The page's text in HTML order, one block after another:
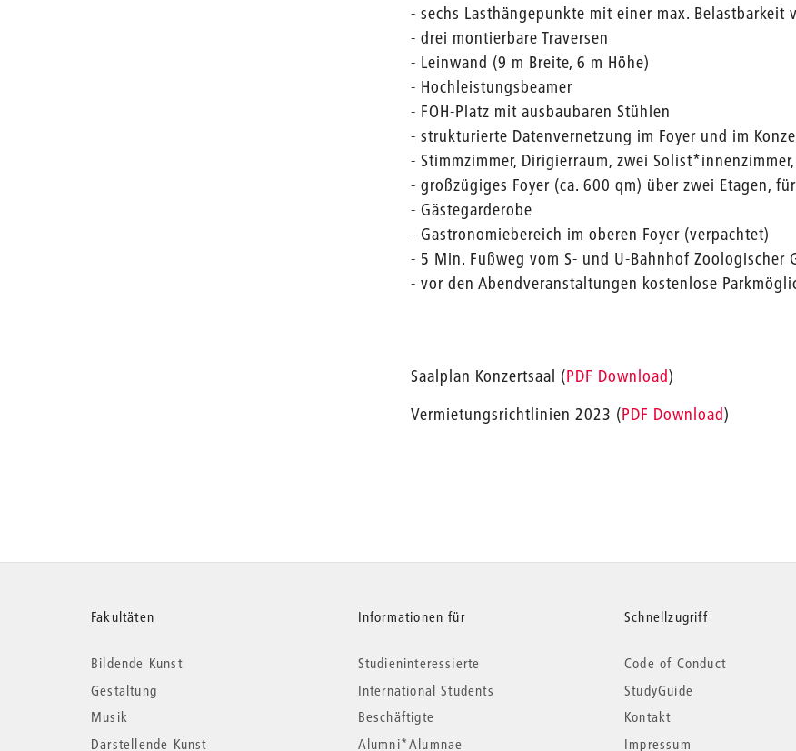
- sechs Lasthängepunkte mit einer max. Belastbarkeit
- drei montierbare Traversen
- Leinwand (9 m Breite, 6 m Höhe)
- Hochleistungsbeamer
- FOH-Platz mit ausbaubaren Stühlen
- strukturierte Datenvernetzung im Foyer und im
- Stimmzimmer, Dirigierraum, zwei
- großzügiges Foyer (ca. 600 qm) über zwei Etagen,
- Gästegarderobe
- Gastronomiebereich im oberen Foyer (verpachtet)
- 5 Min. Fußweg vom S- und U-Bahnhof Zoologischer
- vor den Abendveranstaltungen kostenlose
Saalplan Konzertsaal (PDF Download)
Vermietungsrichtlinien 2023 (PDF Download)
Weitere
Informationen
Fakultäten
Bildende Kunst
Gestaltung
Musik
Darstellende Kunst
Informationen für
Studieninteressierte
International Students
Beschäftigte
Alumni*Alumnae
Schnellzugriff
Code of Conduct
StudyGuide
Kontakt
Impressum